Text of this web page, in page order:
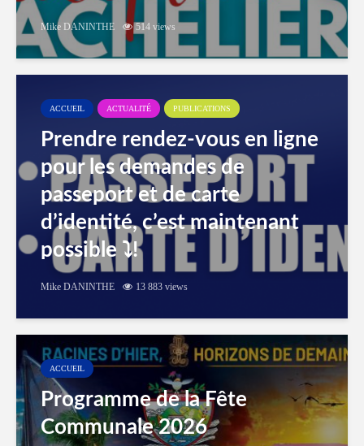
Mike DANINTHE 514 views
ACCUEIL ACTUALITÉ PUBLICATIONS
Prendre rendez-vous en ligne
pour les demandes de
passeport et de carte
d’identité, c’est maintenant
possible ⤵️!
Mike DANINTHE 13 883 views
ACCUEIL
Programme de la Fête
Communale 2026